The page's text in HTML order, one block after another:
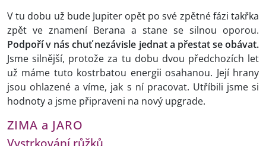
V tu dobu už bude Jupiter opět po své zpětné fázi takřka
zpět ve znamení Berana a stane se silnou oporou.
Podpoří v nás chuť nezávisle jednat a přestat se obávat.
Jsme silnější, protože za tu dobu dvou předchozích let
už máme tuto kostrbatou energii osahanou. Její hrany
jsou ohlazené a víme, jak s ní pracovat. Utříbili jsme si
hodnoty a jsme připraveni na nový upgrade.
ZIMA a JARO
Vystrkování růžků